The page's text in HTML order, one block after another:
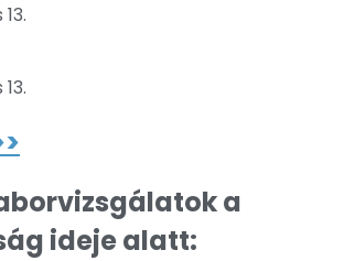
a
ideje alatt: